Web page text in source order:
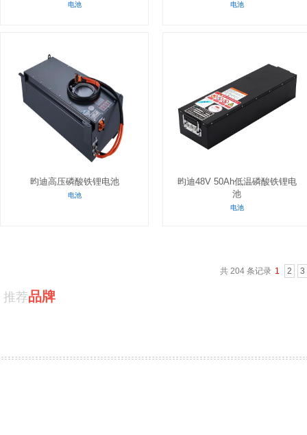
电池 电池
昀迪高压磷酸铁锂电池
电池
昀迪48V 50Ah低温磷酸铁锂电
池
电池
共 204 条记录 1 2 3
推荐品牌